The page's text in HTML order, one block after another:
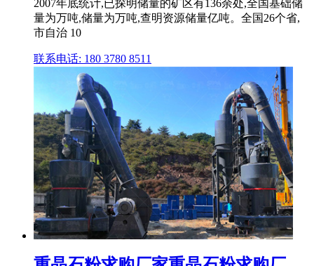
2007年底统计,已探明储量的矿区有136余处,全国基础储
量为万吨,储量为万吨,查明资源储量亿吨。全国26个省,
市自治 10
联系电话: 180 3780 8511